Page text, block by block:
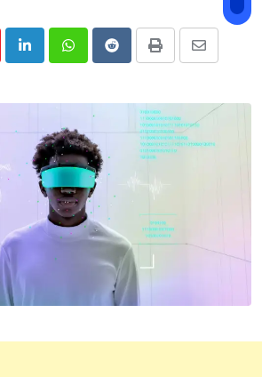
LinkedInWhatsappRedditPrint
Share
Email